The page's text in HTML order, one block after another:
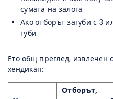
сумата на залога.
Ако отборът загуби с 3
губи.
Ето общ преглед, извлечен
хендикап:
Отборът,